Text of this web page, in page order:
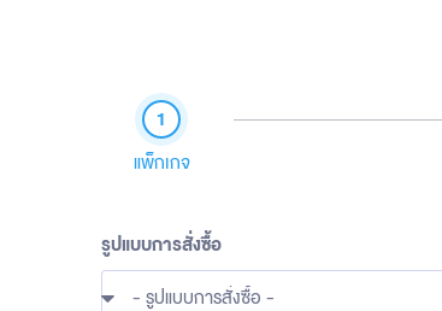
1
แพ็กเกจ
รูปแบบการสั่งซื้อ